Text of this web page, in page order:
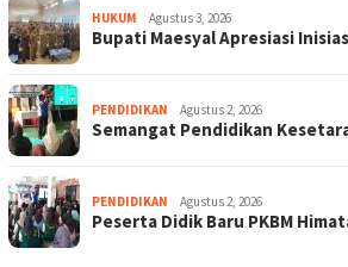
HUKUM Agustus 3, 2026
Bupati Maesyal Apresiasi
PENDIDIKAN Agustus 2, 2026
Semangat Pendidikan
PENDIDIKAN Agustus 2, 2026
Peserta Didik Baru PKBM